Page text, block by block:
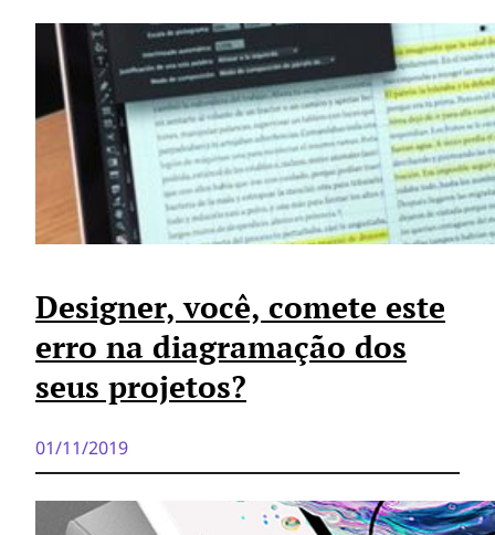
Designer, você, comete este
erro na diagramação dos
seus projetos?
01/11/2019